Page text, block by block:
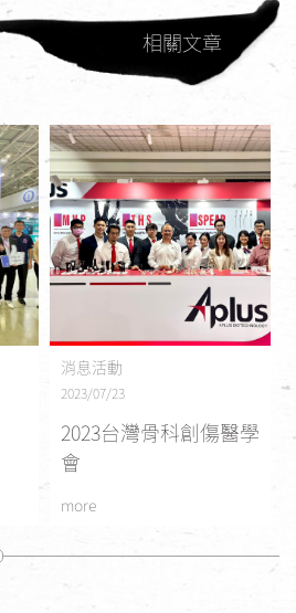
相關文章
消息活動
2023/07/23
2023台灣骨科創傷醫學
會
more